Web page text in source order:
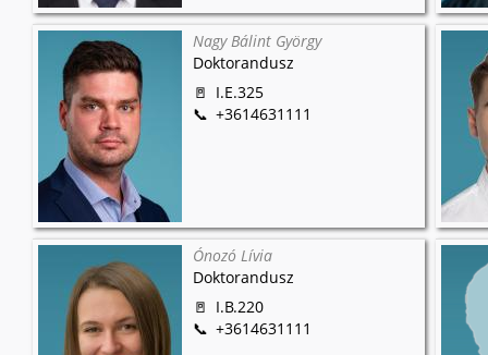
Nagy Bálint György
Doktorandusz
I.E.325
+3614631111
Ónozó Lívia
Doktorandusz
I.B.220
+3614631111